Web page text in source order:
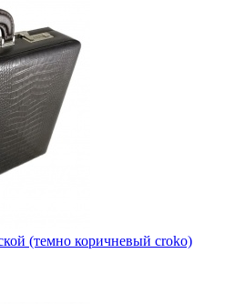
(темно коричневый croko)